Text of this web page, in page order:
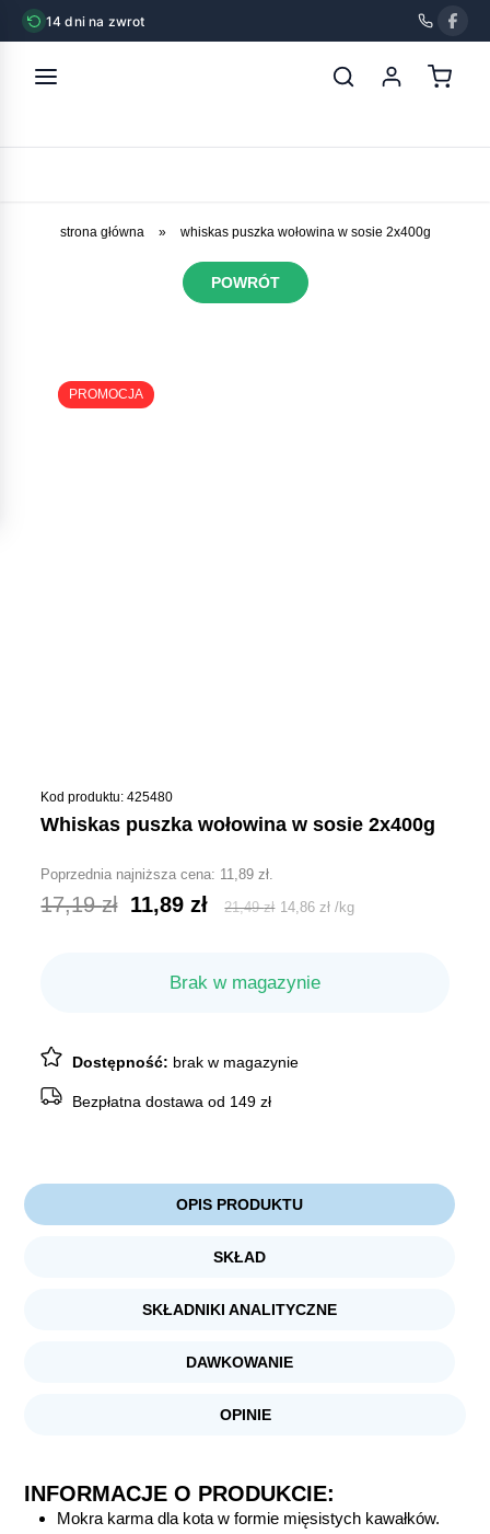
14 dni na zwrot
strona główna » whiskas puszka wołowina w sosie 2x400g
POWRÓT
PROMOCJA
Kod produktu: 425480
whiskas puszka wołowina w sosie 2x400g
Poprzednia najniższa cena: 11,89zł.
17,19zł Pierwotna
wynosiła:
11,89złAktualna
wynosi:
21,49zł 14,86zł /kg
Brak w magazynie
Dostępność: brak w magazynie
Bezpłatna dostawa od 149 zł
OPIS PRODUKTU
SKŁAD
SKŁADNIKI ANALITYCZNE
DAWKOWANIE
OPINIE
INFORMACJE O PRODUKCIE:
Mokra karma dla kota w formie mięsistych kawałków.